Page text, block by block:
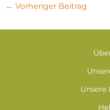
← Vorheriger Beitrag
Unsere